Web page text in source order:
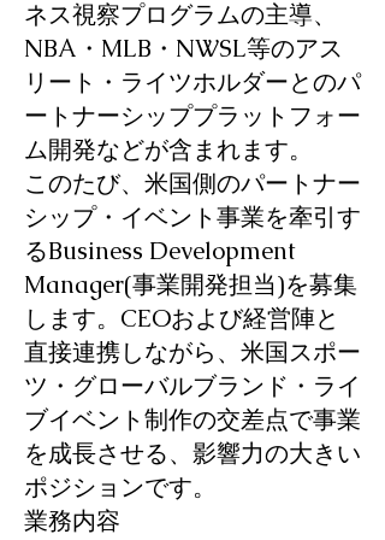
ネス視察プログラムの主導、
NBA・MLB・NWSL等のアス
リート・ライツホルダーとのパ
ートナーシッププラットフォー
ム開発などが含まれます。
このたび、米国側のパートナー
シップ・イベント事業を牽引す
るBusiness Development
Manager(事業開発担当)を募集
します。CEOおよび経営陣と
直接連携しながら、米国スポー
ツ・グローバルブランド・ライ
ブイベント制作の交差点で事業
を成長させる、影響力の大きい
ポジションです。
業務内容